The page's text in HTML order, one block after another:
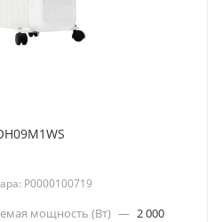
Р0000100719
мощность (Вт) — 2 000